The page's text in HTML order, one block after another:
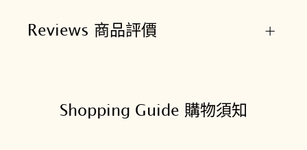
Reviews 商品評價 +
Shopping Guide 購物須知